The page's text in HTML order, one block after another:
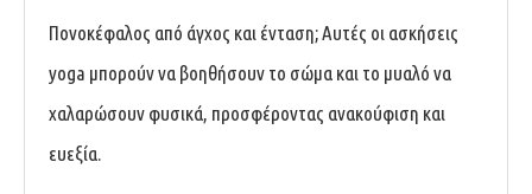
Πονοκέφαλος από άγχος και ένταση; Αυτές οι ασκήσεις
yoga μπορούν να βοηθήσουν το σώμα και το μυαλό να
χαλαρώσουν φυσικά, προσφέροντας ανακούφιση και
ευεξία.